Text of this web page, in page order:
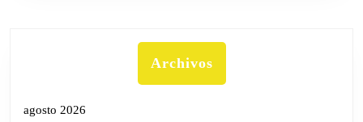
Archivos
agosto 2026